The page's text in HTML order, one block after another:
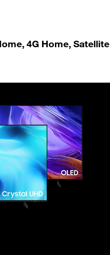
4G Home, Satellite